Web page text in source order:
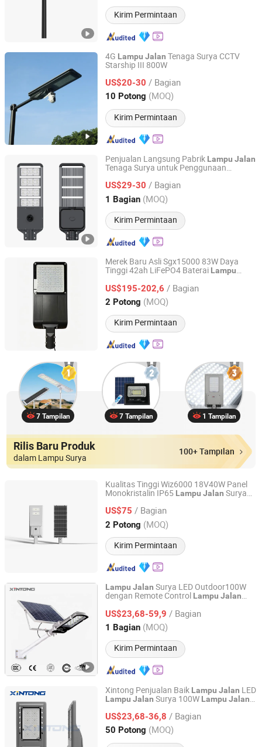
Kirim Permintaan
4G Lampu Jalan Tenaga Surya CCTV
Starship III 800W
US$20-30 / Bagian
10 Potong (MOQ)
Kirim Permintaan
Jiangsu Shixin Electric Group Co., Ltd.
Jiangsu, China Harga mulai 2013
Penjualan Langsung Pabrik Lampu Jalan
Tenaga Surya untuk Penggunaan
US$29-30 / Bagian
1 Bagian (MOQ)
Kirim Permintaan
Zhongjing Rongguang New Energy Jiangsu Co., Ltd.
Jiangsu, China Harga mulai 2025
Merek Baru Asli Sgx15000 83W Daya
Tinggi 42ah LiFePO4 Baterai Lampu
US$195-202,6 / Bagian
2 Potong (MOQ)
Kirim Permintaan
Jiangsu Longen Lighting Co., Ltd.
Jiangsu, China Harga mulai 2026
7 Tampilan 7 Tampilan 1 Tampilan
Rilis Baru Produk
dalam Lampu Surya
100+ Tampilan
Kualitas Tinggi Wiz6000 18V40W Panel
Monokristalin IP65 Lampu Jalan Surya
US$75 / Bagian
2 Potong (MOQ)
Kirim Permintaan
Jiangsu Longen Lighting Co., Ltd.
Jiangsu, China Harga mulai 2026
Lampu Jalan Surya LED Outdoor100W
dengan Remote Control Lampu Jalan
US$23,68-59,9 / Bagian
1 Bagian (MOQ)
Kirim Permintaan
Yangzhou Xintong Transport Equipment Group Co., Ltd.
Jiangsu, China Harga mulai 2019
Xintong Penjualan Baik Lampu Jalan LED
Lampu Jalan Surya 100W Lampu Jalan
Penerangan Luar Ruangan Terintegrasi
US$23,68-36,8 / Bagian
50 Potong (MOQ)
Yangzhou Xintong Transport Equipment Group Co., Ltd.
Jiangsu, China Harga mulai 2019